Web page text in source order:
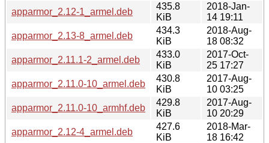
apparmor_2.12-1_armel.deb
435.8
KiB
2018-Jan-
14 19:11
apparmor_2.13-8_armel.deb
434.3
KiB
2018-Aug-
18 08:32
apparmor_2.11.1-2_armel.deb
433.0
KiB
2017-Oct-
25 17:27
apparmor_2.11.0-10_armel.deb
430.8
KiB
2017-Aug-
10 03:25
apparmor_2.11.0-10_armhf.deb
429.8
KiB
2017-Aug-
10 20:29
apparmor_2.12-4_armel.deb
427.6
KiB
2018-Mar-
18 16:42